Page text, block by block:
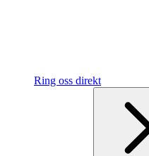
Ring oss direkt